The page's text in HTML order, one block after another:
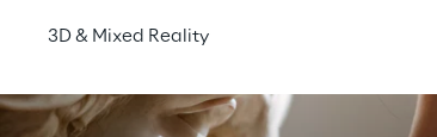
3D & Mixed Reality
gebildet,
um alle
Content